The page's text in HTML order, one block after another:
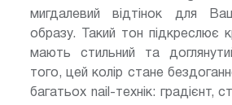
мигдалевий відтінок для
образу. Такий тон підкреслює
мають стильний та
того, цей колір стане
багатьох nail-технік: градієнт,